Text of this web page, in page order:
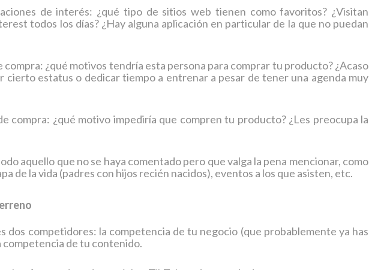
de interés: ¿qué tipo de sitios web tienen como favoritos? ¿Visitan
todos los días? ¿Hay alguna aplicación en particular de la que no puedan
compra: ¿qué motivos tendría esta persona para comprar tu producto? ¿Acaso
cierto estatus o dedicar tiempo a entrenar a pesar de tener una agenda muy
compra: ¿qué motivo impediría que compren tu producto? ¿Les preocupa la
aquello que no se haya comentado pero que valga la pena mencionar, como
de la vida (padres con hijos recién nacidos), eventos a los que asisten, etc.
dos competidores: la competencia de tu negocio (que probablemente ya has
de tu contenido.